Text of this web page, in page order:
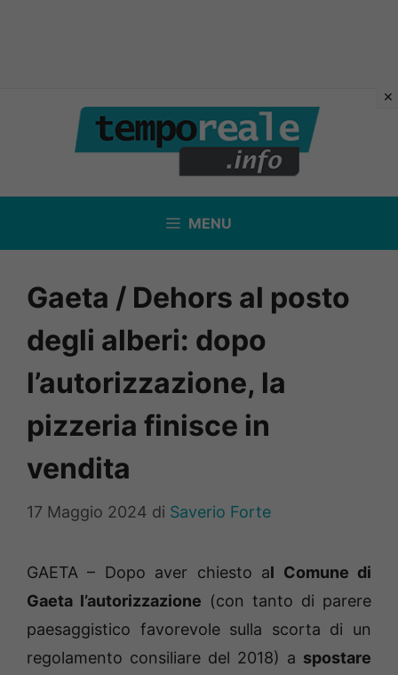
contenuto
MENU
Gaeta / Dehors al posto
degli alberi: dopo
l’autorizzazione, la
pizzeria finisce in
vendita
17 Maggio 2024 di Saverio Forte
GAETA – Dopo aver chiesto al Comune di
Gaeta l’autorizzazione (con tanto di parere
paesaggistico favorevole sulla scorta di un
regolamento consiliare del 2018) a spostare